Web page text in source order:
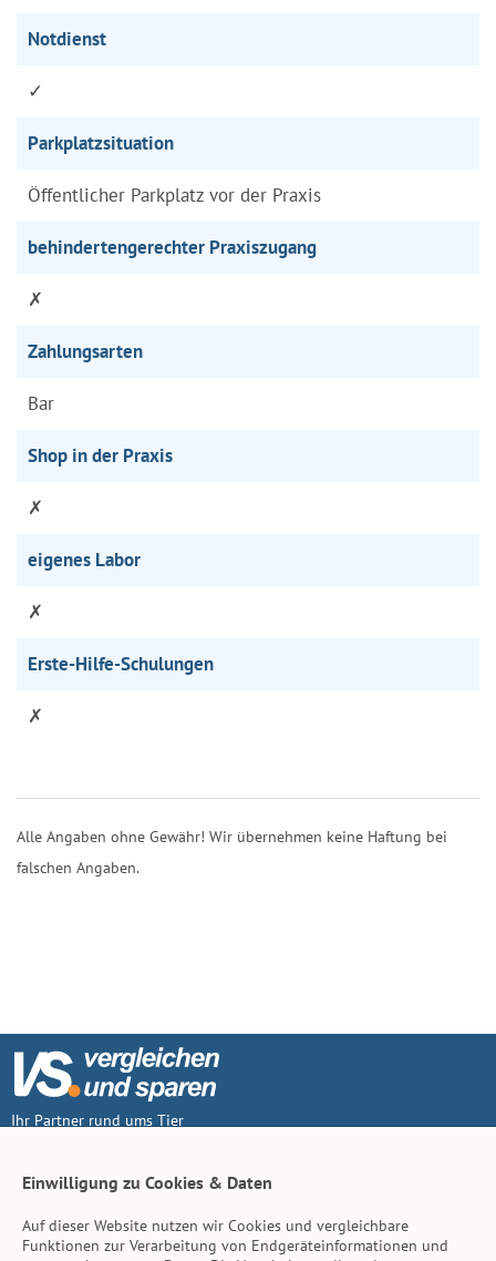
Notdienst
✓
Parkplatzsituation
Öffentlicher Parkplatz vor der Praxis
behindertengerechter Praxiszugang
✗
Zahlungsarten
Bar
Shop in der Praxis
✗
eigenes Labor
✗
Erste-Hilfe-Schulungen
✗
Alle Angaben ohne Gewähr! Wir übernehmen keine Haftung bei
falschen Angaben.
Ihr Partner rund ums Tier
Inhalt
Einwilligung zu Cookies & Daten
Auf dieser Website nutzen wir Cookies und vergleichbare
Funktionen zur Verarbeitung von Endgeräteinformationen und